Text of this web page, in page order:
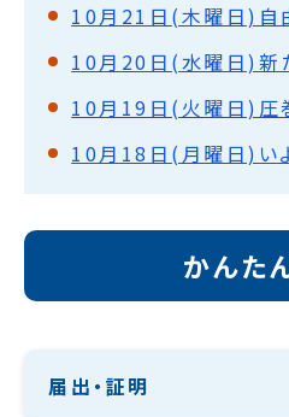
10月18日(月曜日)い
かんた
届出・証明